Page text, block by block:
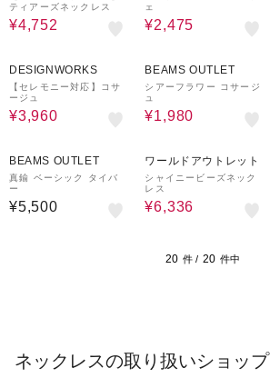
ティアーズネックレス
¥4,752
ェ
¥2,475
DESIGNWORKS
【セレモニー対応】コサ
ージュ
¥3,960
BEAMS OUTLET
シアーフラワー コサージ
ュ
¥1,980
BEAMS OUTLET
真鍮 ベーシック タイバ
ー
¥5,500
ワールドアウトレット
シャイニービーズネック
レス
¥6,336
20 件 / 20 件中
ネックレスの取り扱いショップ